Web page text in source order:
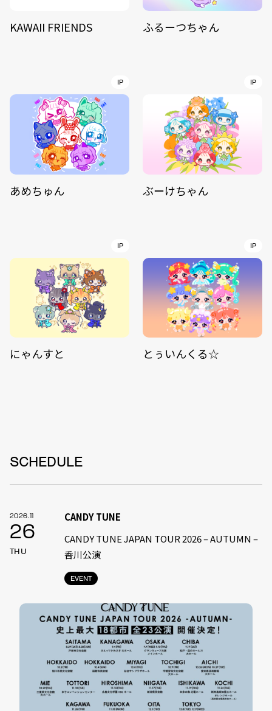
KAWAII FRIENDS ふるーつちゃん
IP
あめちゅん
IP
ぶーけちゃん
IP
にゃんすと
IP
とぅいんくる☆
SCHEDULE
2026.11
26
THU
EVENT
CANDY TUNE
CANDY TUNE JAPAN TOUR 2026 – AUTUMN –
香川公演